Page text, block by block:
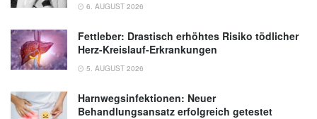
6. AUGUST 2026
Fettleber: Drastisch erhöhtes Risiko tödlicher
Herz-Kreislauf-Erkrankungen
5. AUGUST 2026
Harnwegsinfektionen: Neuer
Behandlungsansatz erfolgreich getestet